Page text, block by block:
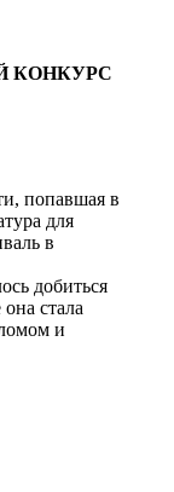
КОНКУРС
попавшая в
для
в
добиться
стала
и